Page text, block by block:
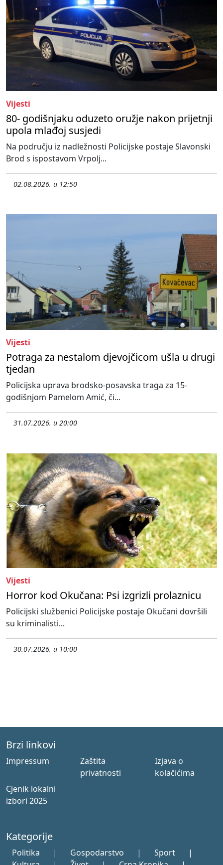
Vijesti
80- godišnjaku oduzeto oružje nakon prijetnji
upola mlađoj susjedi
Na području iz nadležnosti Policijske postaje Slavonski
Brod s ispostavom Vrpolj...
02.08.2026. u 12:50
Vijesti
Potraga za nestalom djevojčicom ušla u drugi
tjedan
Policijska uprava brodsko-posavska traga za 15-
godišnjom Pamelom Amić, či...
31.07.2026. u 20:00
Vijesti
Horror kod Okučana: Psi izgrizli prolaznicu
Policijski službenici Policijske postaje Okučani dovršili
su kriminalisti...
30.07.2026. u 10:00
Brzi linkovi
Impressum
Zaštita
privatnosti
Izjava o
kolačićima
Cjenik lokalni
izbori 2025
Kategorije
Politika | Gospodarstvo | Sport
|